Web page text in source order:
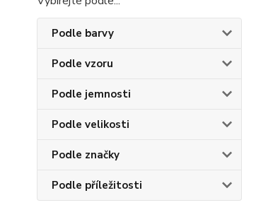
Podle barvy
Podle vzoru
Podle jemnosti
Podle velikosti
Podle značky
Podle příležitosti